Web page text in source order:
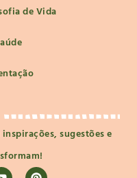
de Vida
sugestões e